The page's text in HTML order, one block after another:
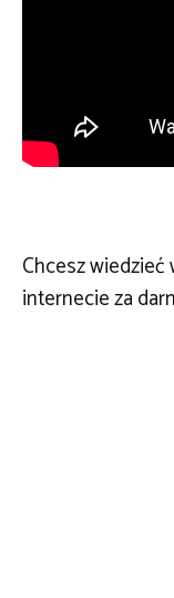
Chcesz wiedzieć
internecie za